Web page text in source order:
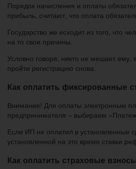
Порядок начисления и оплаты
прибыль, считают, что оплата
Государство же исходит из того, что
на то свои причины.
Условно говоря, никто не мешает ему,
пройти регистрацию снова.
Как оплатить фиксированные
Внимание! Для оплаты электронным
предпринимателя – выбираем
Если ИП не оплатил в установленные
установленной на это время ставки
Как оплатить страховые